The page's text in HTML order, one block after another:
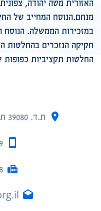
מנחם.הנוסח המחייב של
במזכירות הממשלה. הנוסח
חקיקה הנזכרים בהחלטות
החלטות תקציביות
ת.ד. 39080 תל אביב, מיקוד 6139002